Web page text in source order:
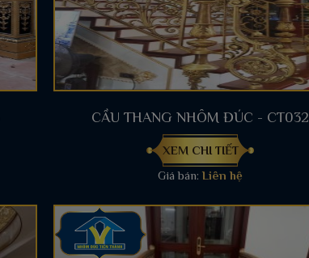
CẦU THANG NHÔM ĐÚC - CT032
XEM CHI TIẾT
Giá bán:Liên hệ